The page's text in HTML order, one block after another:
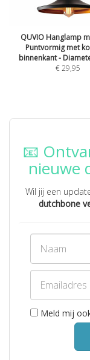
QUVIO Hanglamp
Puntvormig met
binnenkant -
€29,95
📧
nieuwe
Wil jij een
dutchbone
Meld mij